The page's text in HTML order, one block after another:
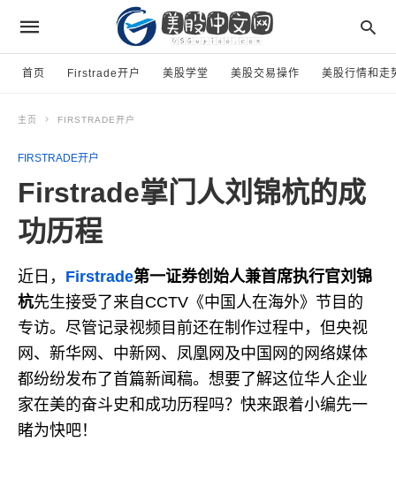
首页 Firstrade开户 美股学堂 美股交易操作 美股行情和走
主页 FIRSTRADE开户
FIRSTRADE开户
Firstrade掌门人刘锦杭的成
功历程
近日， Firstrade第一证券创始人兼首席执行官刘锦
杭先生接受了来自CCTV《中国人在海外》节目的
专访。尽管记录视频目前还在制作过程中，但央视
网、新华网、中新网、凤凰网及中国网的网络媒体
都纷纷发布了首篇新闻稿。想要了解这位华人企业
家在美的奋斗史和成功历程吗？快来跟着小编先一
睹为快吧！